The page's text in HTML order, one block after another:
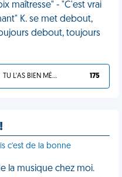
maîtresse" - "C'est vrai
K. se met debout,
debout, toujours
TU L'AS BIEN MÉRITÉ 175
c'est de la bonne
la musique chez moi.